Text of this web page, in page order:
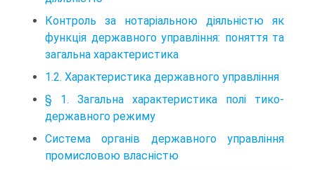
Контроль за нотаріальною діяльністю як
функція державного управління: поняття та
загальна характеристика
1.2. Характеристика державного управління
§ 1. Загальна характеристика полі тико-
державного режиму
Система органів державного управління
промисловою власністю